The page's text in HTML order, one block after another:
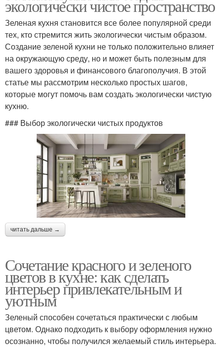
экологически чистое пространство
Зеленая кухня становится все более популярной среди
тех, кто стремится жить экологически чистым образом.
Создание зеленой кухни не только положительно влияет
на окружающую среду, но и может быть полезным для
вашего здоровья и финансового благополучия. В этой
статье мы рассмотрим несколько простых шагов,
которые могут помочь вам создать экологически чистую
кухню.
### Выбор экологически чистых продуктов
читать дальше →
Сочетание красного и зеленого
цветов в кухне: как сделать
интерьер привлекательным и
уютным
Зеленый способен сочетаться практически с любым
цветом. Однако подходить к выбору оформления нужно
осознанно, чтобы получился желаемый стиль интерьера.